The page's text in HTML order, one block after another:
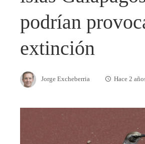
podrían
extinción
Jorge Excheberria Hace 2